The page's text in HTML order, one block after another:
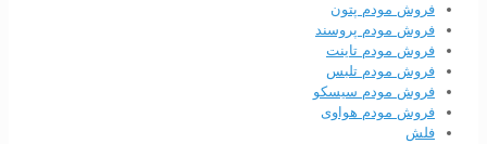
فروش مودم پتون
فروش مودم پروسند
فروش مودم تاینت
فروش مودم تلبس
فروش مودم سیسکو
فروش مودم هواوی
فلش